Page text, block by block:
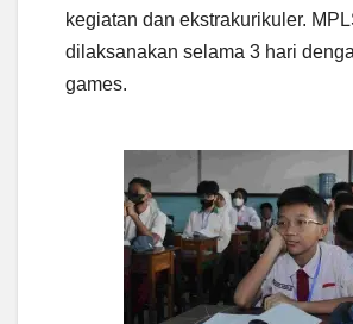
kegiatan dan ekstrakurikuler.
dilaksanakan selama 3 hari
games.